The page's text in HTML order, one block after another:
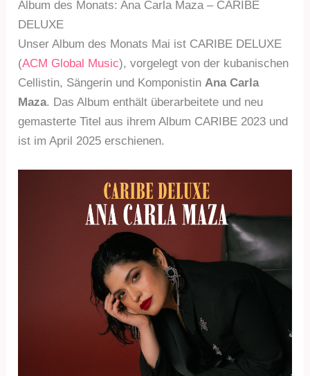
Album des Monats: Ana Carla Maza – CARIBE
DELUXE
Unser Album des Monats Mai ist CARIBE DELUXE
(ACM Global Music), vorgelegt von der kubanischen
Cellistin, Sängerin und KomponistinAna Carla
Maza. Das Album enthält überarbeitete und neu
gemasterte Titel aus ihrem Album CARIBE 2023 und
ist im April 2025 erschienen.